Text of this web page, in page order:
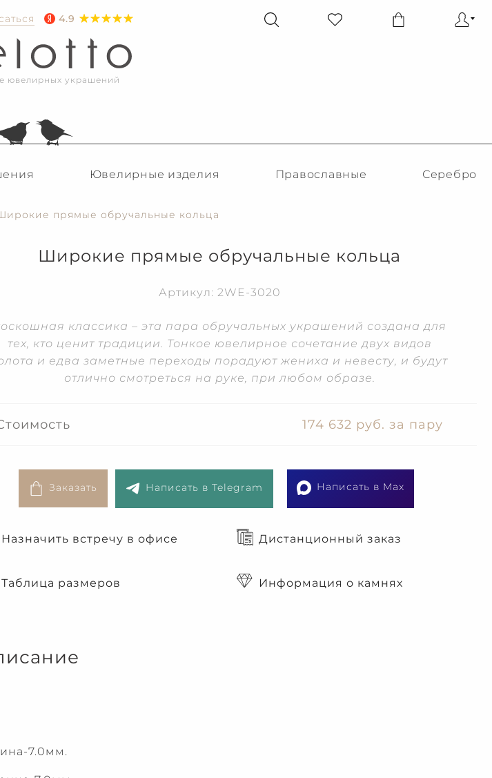
4.9
ювелирных украшений
Ювелирные изделия Православные Серебро
прямые обручальные кольца
Широкие прямые обручальные кольца
Артикул: 2WE-3020
классика – эта пара обручальных украшений создана для
тех, кто ценит традиции. Тонкое ювелирное сочетание двух видов
и едва заметные переходы порадуют жениха и невесту, и будут
отлично смотреться на руке, при любом образе.
174 632 руб. за пару
Заказать Написать в Telegram Написать в Max
Назначить встречу в офисе Дистанционный заказ
Таблица размеров Информация о камнях
7.0мм.